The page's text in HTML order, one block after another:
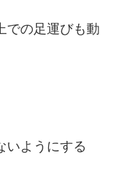
での足運びも動
いようにする